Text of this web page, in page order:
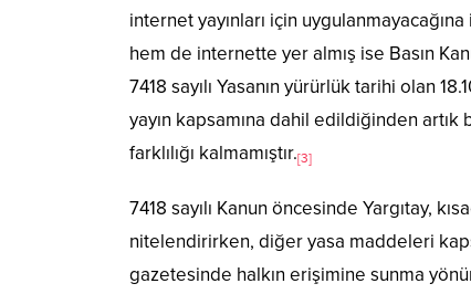
internet yayınları için
hem de internette yer almış ise Basın
7418 sayılı Yasanın yürürlük tarihi olan
yayın kapsamına dahil edildiğinden artık
farklılığı kalmamıştır.[3]
7418 sayılı Kanun öncesinde Yargıtay,
nitelendirirken, diğer yasa maddeleri
gazetesinde halkın erişimine sunma